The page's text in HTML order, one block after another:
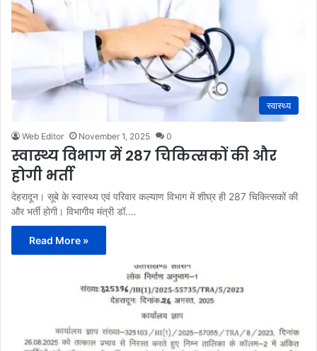
स्वास्थ्य
Web Editor November 1, 2025 0
स्वास्थ्य विभाग में 287 चिकित्सकों की और
होगी भर्ती
देहरादून। सूबे के स्वास्थ्य एवं परिवार कल्याण विभाग में शीघ्र ही 287 चिकित्सकों की
और भर्ती होगी। विभागीय मंत्री डॉ.…
Read More »